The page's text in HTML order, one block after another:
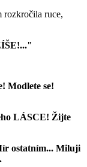
rozkročila ruce,
Modlete se!
LÁSCE! Žijte
ostatním... Miluji